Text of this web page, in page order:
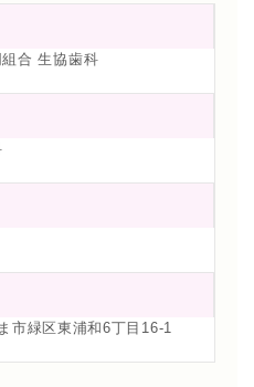
合 生協歯科
市緑区東浦和6丁目16-1